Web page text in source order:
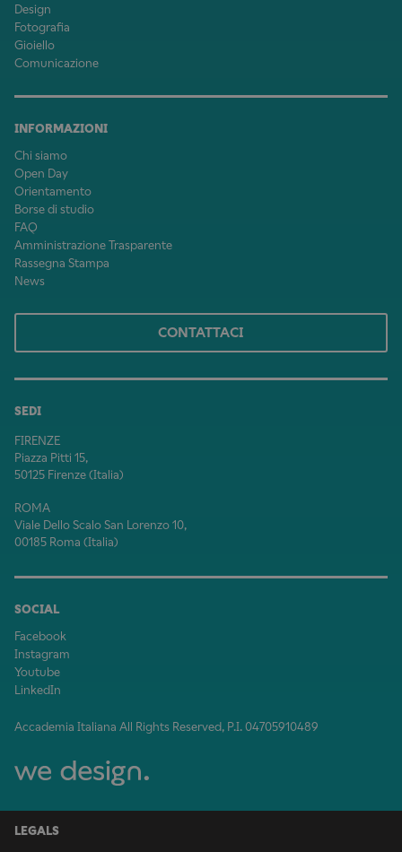
Design
Fotografia
Gioiello
Comunicazione
INFORMAZIONI
Chi siamo
Open Day
Orientamento
Borse di studio
FAQ
Amministrazione Trasparente
Rassegna Stampa
News
SEDI
FIRENZE
Piazza Pitti 15,
50125 Firenze (Italia)
ROMA
Viale Dello Scalo San Lorenzo 10,
00185 Roma (Italia)
SOCIAL
Facebook
Instagram
Youtube
LinkedIn
Accademia Italiana All Rights Reserved, P.I. 04705910489
CONTATTACI
LEGALS